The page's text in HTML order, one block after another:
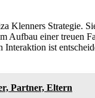
Klenners Strategie.
einer treuen
ist
Partner, Eltern